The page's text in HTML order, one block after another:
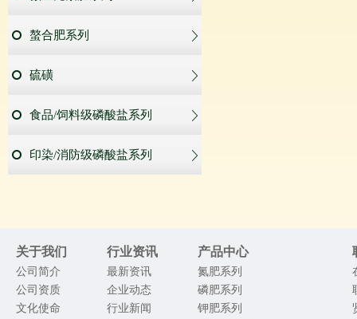
螯合肥系列
硫磺
食品/饲料级磷酸盐系列
印染/消防级磷酸盐系列
关于我们
公司简介
公司资质
文化使命
行业资讯
最新资讯
企业动态
行业新闻
产品中心
氮肥系列
磷肥系列
钾肥系列